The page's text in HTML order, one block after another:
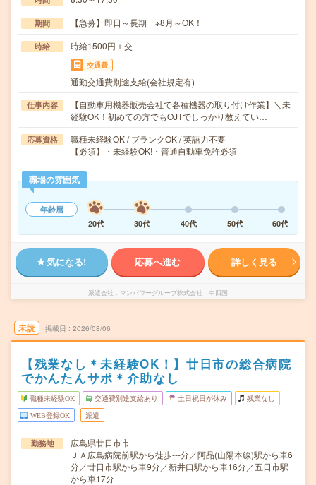
期間 【急募】即日～長期 ※8月～OK！
時給 時給1500円＋交
交通費
通勤交通費別途支給(会社規定有)
仕事内容
【自動車用機器販売会社で各種機器の取り付け作業】＼未
経験OK！初めての方でもOJTでしっかり教えてい…
応募資格
職種未経験OK / ブランクOK / 英語力不要
【必須】・未経験OK!・普通自動車免許必須
職場の雰囲気
年齢層
20代
30代 40代 50代 60代
気になる! 応募へ進む 詳しく見る
派遣会社 マンパワーグループ株式会社 中四国
未読 掲載日 2026/08/06
【残業なし＊未経験OK！】廿日市の総合病院
でかんたんサポ＊介助なし
職種未経験OK 交通費別途支給あり 土日祝日が休み 残業なし
WEB登録OK 派遣
勤務地
広島県廿日市市
ＪＡ広島病院前駅から徒歩---分／阿品(山陽本線)駅から車6
分／廿日市駅から車9分／新井口駅から車16分／五日市駅
から車17分